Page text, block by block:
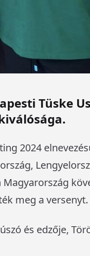
Tüske
2024
meg a versenyt.
és edzője,